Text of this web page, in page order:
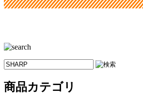
商品カテゴリ